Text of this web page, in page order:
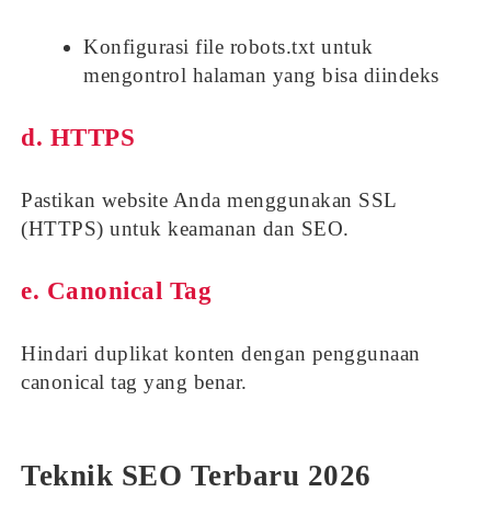
Konfigurasi file robots.txt untuk
mengontrol halaman yang bisa diindeks
d. HTTPS
Pastikan website Anda menggunakan SSL
(HTTPS) untuk keamanan dan SEO.
e. Canonical Tag
Hindari duplikat konten dengan penggunaan
canonical tag yang benar.
Teknik SEO Terbaru 2026